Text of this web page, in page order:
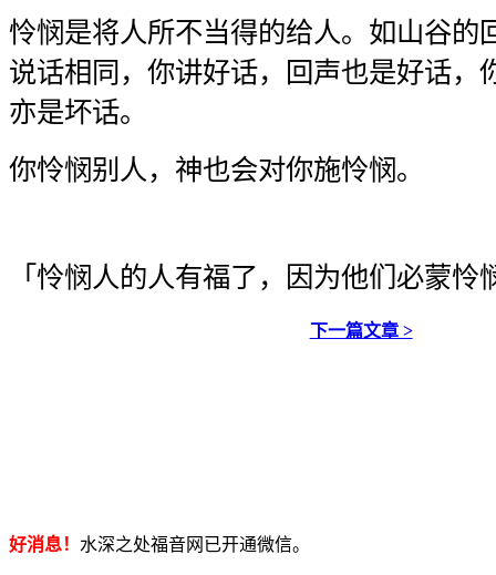
怜悯是将人所不当得的给人。如山谷的
说话相同，你讲好话，回声也是好话，
亦是坏话。
你怜悯别人，神也会对你施怜悯。
「怜悯人的人有福了，因为他们必蒙
下一篇文章 >
好消息！ 水深之处福音网已开通微信。